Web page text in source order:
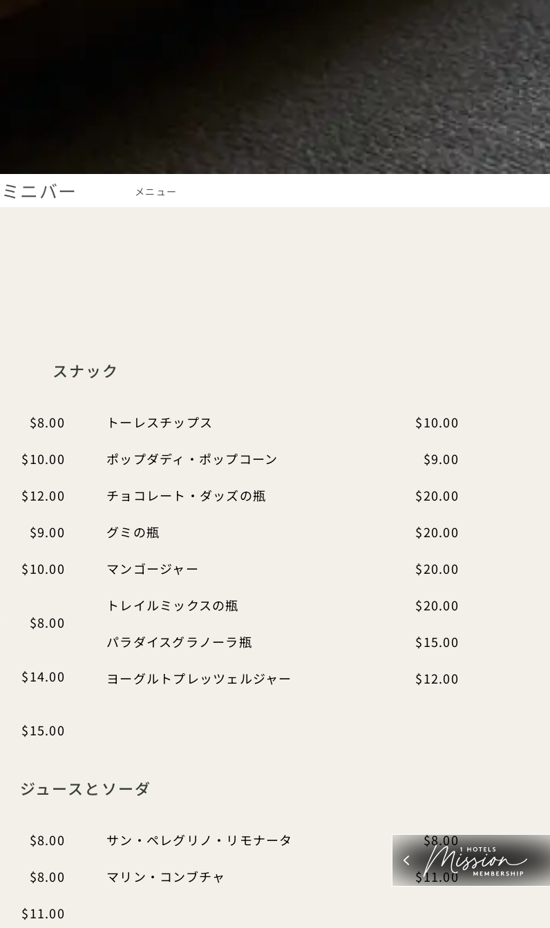
ミニバー メニュー
スナック
$8.00
$10.00
$12.00
$9.00
$10.00
$8.00
$14.00
$15.00
トーレスチップス $10.00
ポップダディ・ポップコーン $9.00
チョコレート・ダッズの瓶 $20.00
グミの瓶 $20.00
マンゴージャー $20.00
トレイルミックスの瓶 $20.00
パラダイスグラノーラ瓶 $15.00
ヨーグルトプレッツェルジャー $12.00
ジュースとソーダ
$8.00
$8.00
$11.00
サン・ペレグリノ・リモナータ $8.00
マリン・コンブチャ $11.00